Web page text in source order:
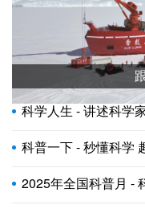
科学人生 - 讲述科学
科普一下 - 秒懂科学
2025年全国科普月 -